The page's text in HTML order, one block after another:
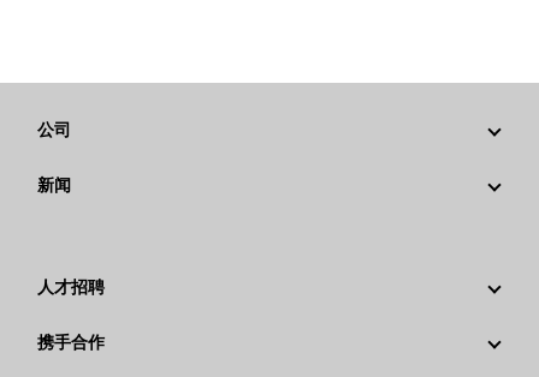
公司
战略
卡特彼勒 基金会
行为准则
新闻
社交媒体
人才招聘
为什么选择卡特彼勒？
携手合作